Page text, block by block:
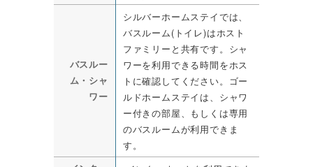
バスルー
ム・シャ
ワー
シルバーホームステイでは、
バスルーム(トイレ)はホスト
ファミリーと共有です。シャ
ワーを利用できる時間をホス
トに確認してください。ゴー
ルドホームステイは、シャワ
ー付きの部屋、もしくは専用
のバスルームが利用できま
す。